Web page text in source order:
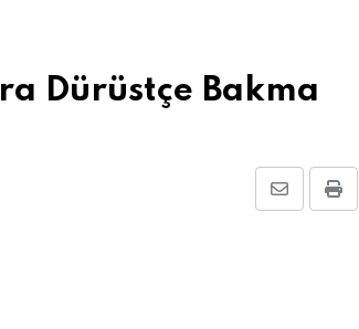
Dürüstçe Bakma
Print
Share